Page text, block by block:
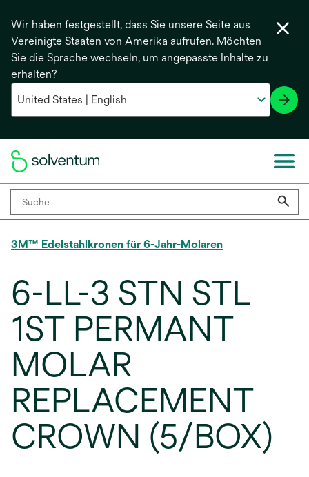
Wir haben festgestellt, dass Sie unsere Seite aus
Vereinigte Staaten von Amerika aufrufen. Möchten
Sie die Sprache wechseln, um angepasste Inhalte zu
erhalten?
3M™ Edelstahlkronen für 6-Jahr-Molaren
6-LL-3 STN STL
1ST PERMANT
MOLAR
REPLACEMENT
CROWN (5/BOX)